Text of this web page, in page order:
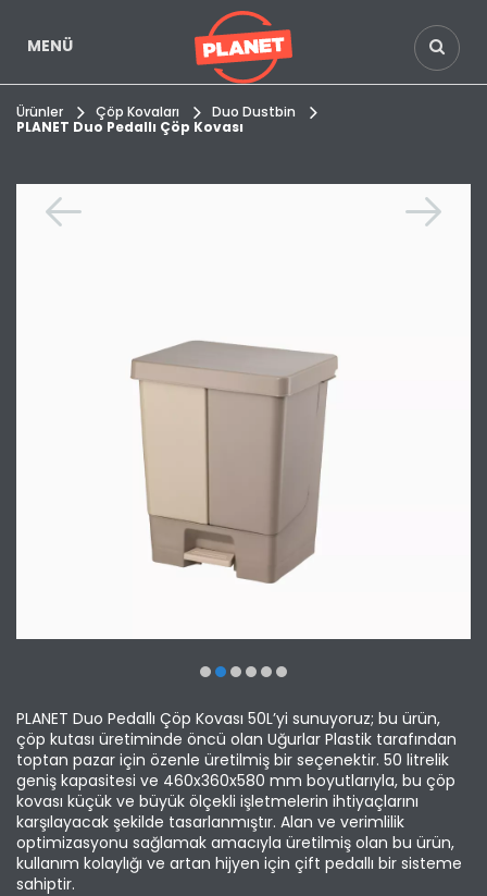
MENÜ
Ürünler Çöp Kovaları
Duo Dustbin
PLANET Duo Pedallı Çöp Kovası
PLANET Duo Pedallı Çöp Kovası 50L’yi sunuyoruz; bu ürün,
çöp kutası üretiminde öncü olan Uğurlar Plastik tarafından
toptan pazar için özenle üretilmiş bir seçenektir. 50 litrelik
geniş kapasitesi ve 460x360x580 mm boyutlarıyla, bu çöp
kovası küçük ve büyük ölçekli işletmelerin ihtiyaçlarını
karşılayacak şekilde tasarlanmıştır. Alan ve verimlilik
optimizasyonu sağlamak amacıyla üretilmiş olan bu ürün,
kullanım kolaylığı ve artan hijyen için çift pedallı bir sisteme
sahiptir.